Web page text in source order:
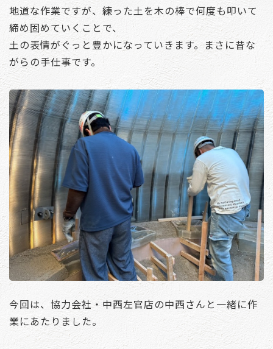
地道な作業ですが、練った土を木の棒で何度も叩いて
締め固めていくことで、
土の表情がぐっと豊かになっていきます。まさに昔な
がらの手仕事です。
今回は、協力会社・中西左官店の中西さんと一緒に作
業にあたりました。